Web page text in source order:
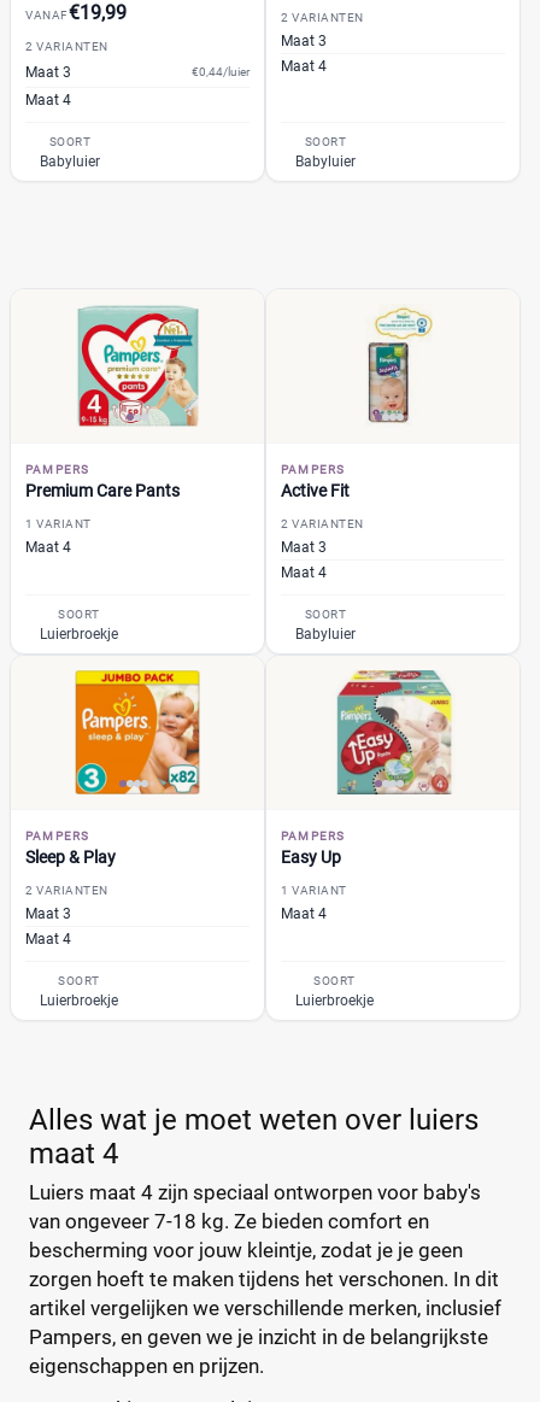
Jongen
Jongen en meisje
Winkel
Kruidvat
Trekpleister
Supermarkt
Albert Heijn
Aldi
Boon's Markt
Dekamarkt
Amazon
Babydrogist (10)
BigGreenSmile
Bol
VANAF€19,99
2 VARIANTEN
Maat 3 €0,44/luier
Maat 4
SOORT
Babyluier
2 VARIANTEN
Maat 3
Maat 4
SOORT
Babyluier
PAMPERS
Premium Care Pants
1 VARIANT
Maat 4
SOORT
Luierbroekje
PAMPERS
Active Fit
2 VARIANTEN
Maat 3
Maat 4
SOORT
Babyluier
PAMPERS
Sleep & Play
2 VARIANTEN
Maat 3
Maat 4
SOORT
Luierbroekje
PAMPERS
Easy Up
1 VARIANT
Maat 4
SOORT
Luierbroekje
Alles wat je moet weten over luiers
maat 4
Luiers maat 4 zijn speciaal ontworpen voor baby's
van ongeveer 7-18 kg. Ze bieden comfort en
bescherming voor jouw kleintje, zodat je je geen
zorgen hoeft te maken tijdens het verschonen. In dit
artikel vergelijken we verschillende merken, inclusief
Pampers, en geven we je inzicht in de belangrijkste
eigenschappen en prijzen.